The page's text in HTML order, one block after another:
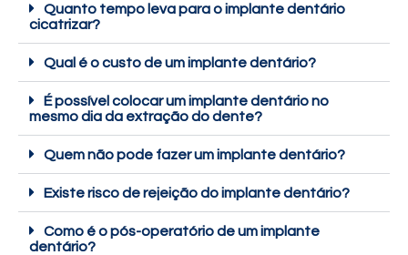
Quanto tempo leva para o implante dentário
cicatrizar?
Qual é o custo de um implante dentário?
É possível colocar um implante dentário no
mesmo dia da extração do dente?
Quem não pode fazer um implante dentário?
Existe risco de rejeição do implante dentário?
Como é o pós-operatório de um implante
dentário?